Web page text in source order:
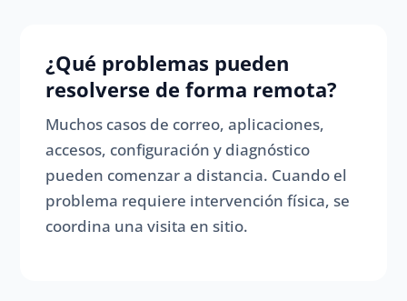
¿Qué problemas pueden
resolverse de forma remota?
Muchos casos de correo, aplicaciones,
accesos, configuración y diagnóstico
pueden comenzar a distancia. Cuando el
problema requiere intervención física, se
coordina una visita en sitio.